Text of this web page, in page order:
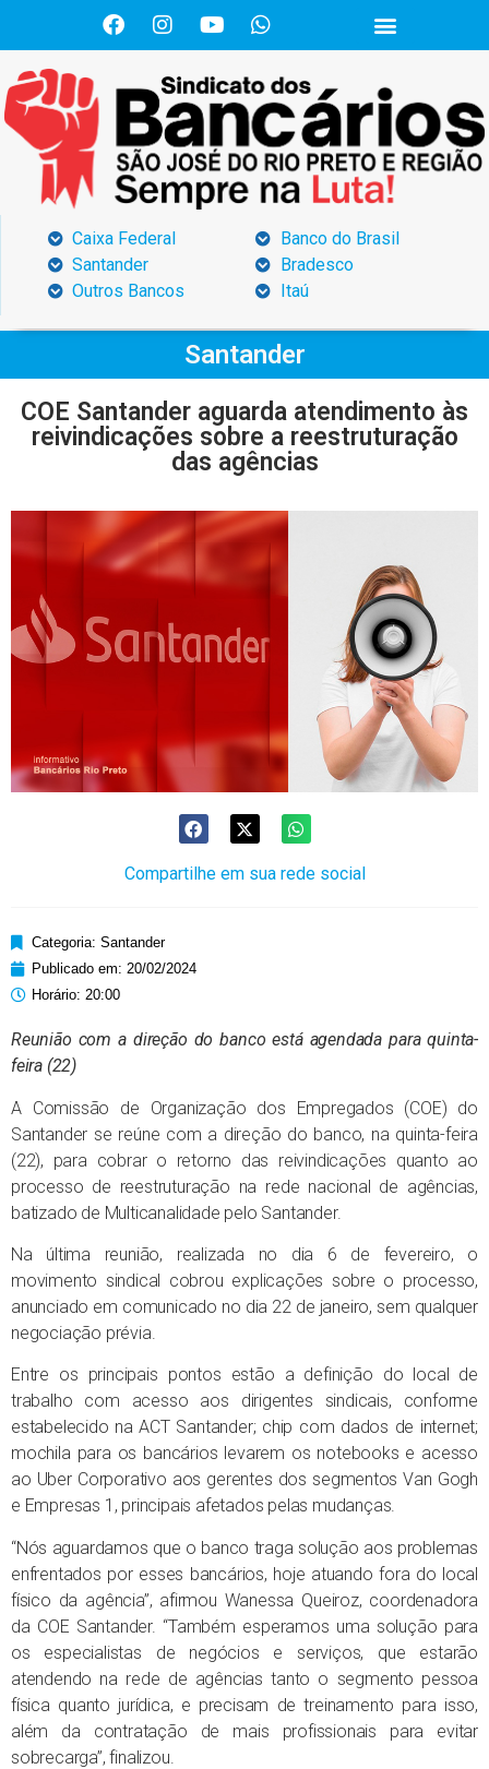
Caixa Federal
Santander
Outros Bancos
Banco do Brasil
Bradesco
Itaú
Santander
COE Santander aguarda atendimento às
reivindicações sobre a reestruturação
das agências
Compartilhe em sua rede social
Categoria: Santander
Publicado em: 20/02/2024
Horário: 20:00
Reunião com a direção do banco está agendada para quinta-
feira (22)
A Comissão de Organização dos Empregados (COE) do
Santander se reúne com a direção do banco, na quinta-feira
(22), para cobrar o retorno das reivindicações quanto ao
processo de reestruturação na rede nacional de agências,
batizado de Multicanalidade pelo Santander.
Na última reunião, realizada no dia 6 de fevereiro, o
movimento sindical cobrou explicações sobre o processo,
anunciado em comunicado no dia 22 de janeiro, sem qualquer
negociação prévia.
Entre os principais pontos estão a definição do local de
trabalho com acesso aos dirigentes sindicais, conforme
estabelecido na ACT Santander; chip com dados de internet;
mochila para os bancários levarem os notebooks e acesso
ao Uber Corporativo aos gerentes dos segmentos Van Gogh
e Empresas 1, principais afetados pelas mudanças.
“Nós aguardamos que o banco traga solução aos problemas
enfrentados por esses bancários, hoje atuando fora do local
físico da agência”, afirmou Wanessa Queiroz, coordenadora
da COE Santander. “Também esperamos uma solução para
os especialistas de negócios e serviços, que estarão
atendendo na rede de agências tanto o segmento pessoa
física quanto jurídica, e precisam de treinamento para isso,
além da contratação de mais profissionais para evitar
sobrecarga”, finalizou.